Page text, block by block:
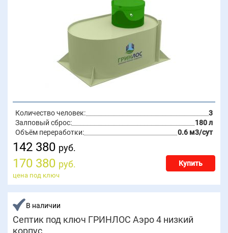
Количество человек:
3
Залповый сброс:
180 л
Объём переработки:
0.6 м3/сут
142 380 руб.
170 380 руб. Купить
цена под ключ
В наличии
Септик под ключ ГРИНЛОС Аэро 4 низкий
корпус